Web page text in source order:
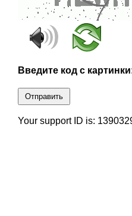
Введите код с
Отправить
Your support ID is: